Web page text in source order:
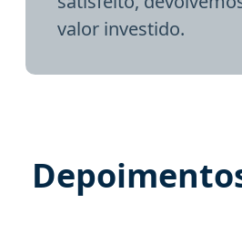
valor investido.